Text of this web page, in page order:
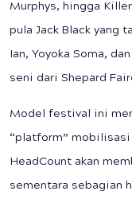
Murphys, hingga
pula Jack Black yang
Ian, Yoyoka Soma,
seni dari Shepard
Model festival ini
“platform” mobilisasi
HeadCount akan
sementara sebagian